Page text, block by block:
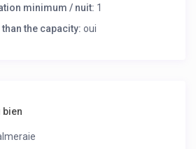
invitent à une détente totale. Que
parfaite harmonie entre
méticuleusement conçu pour
minimum / nuit: 1
the capacity:oui
bien